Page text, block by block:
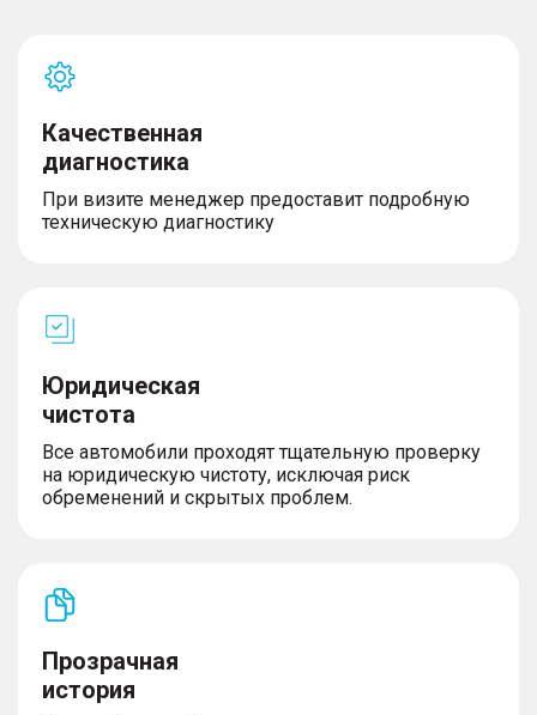
Качественная
диагностика
При визите менеджер предоставит подробную
техническую диагностику
Юридическая
чистота
Все автомобили проходят тщательную проверку
на юридическую чистоту, исключая риск
обременений и скрытых проблем.
Прозрачная
история